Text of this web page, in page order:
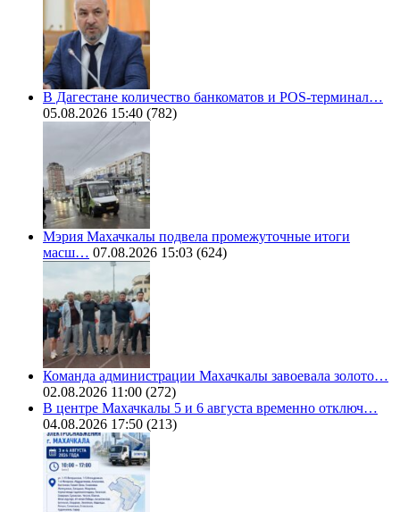
В Дагестане количество банкоматов и POS-терминал…
05.08.2026 15:40 (782)
Мэрия Махачкалы подвела промежуточные итоги
масш… 07.08.2026 15:03 (624)
Команда администрации Махачкалы завоевала золото…
02.08.2026 11:00 (272)
В центре Махачкалы 5 и 6 августа временно отключ…
04.08.2026 17:50 (213)